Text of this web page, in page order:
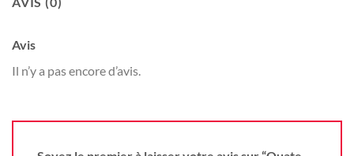
Avis
Il n’y a pas encore d’avis.